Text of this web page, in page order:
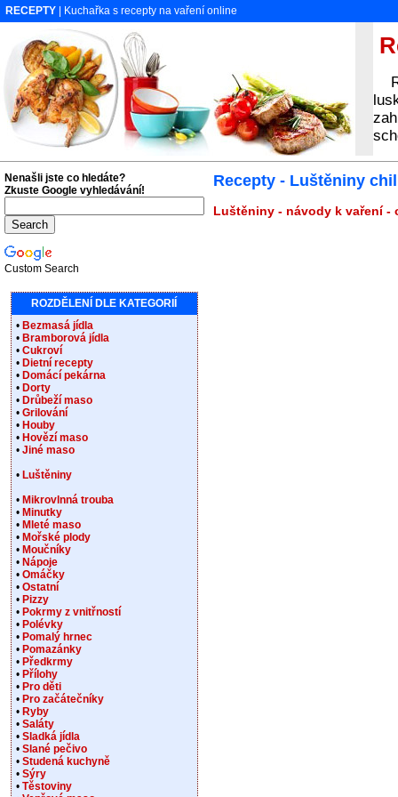
RECEPTY | Kuchařka s recepty na vaření online
Recepty - Luštěniny
Luštěniny - návody k vaření -
Nenašli jste co hledáte?
Zkuste Google vyhledávání!
Custom Search
ROZDĚLENÍ DLE KATEGORIÍ
• Bezmasá jídla
• Bramborová jídla
• Cukroví
• Dietní recepty
• Domácí pekárna
• Dorty
• Drůbeží maso
• Grilování
• Houby
• Hovězí maso
• Jiné maso
• Luštěniny
• Mikrovlnná trouba
• Minutky
• Mleté maso
• Mořské plody
• Moučníky
• Nápoje
• Omáčky
• Ostatní
• Pizzy
• Pokrmy z vnitřností
• Polévky
• Pomalý hrnec
• Pomazánky
• Předkrmy
• Přílohy
• Pro děti
• Pro začátečníky
• Ryby
• Saláty
• Sladká jídla
• Slané pečivo
• Studená kuchyně
• Sýry
• Těstoviny